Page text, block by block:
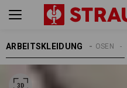
ARBEITSKLEIDUNGARBEITSHOSEN
HERREN